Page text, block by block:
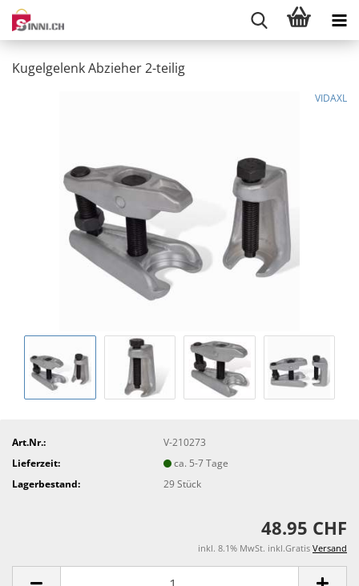
Kugelgelenk Abzieher 2-teilig
VIDAXL
Art.Nr.:
V-210273
Lieferzeit:
ca. 5-7 Tage
Lagerbestand:
29Stück
48.95 CHF
inkl. 8.1% MwSt. inkl.Gratis Versand